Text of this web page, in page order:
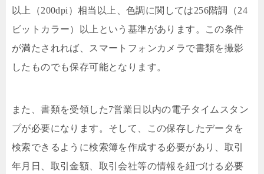
以上（200dpi）相当以上、色調に関しては256階調（24
ビットカラー）以上という基準があります。この条件
が満たされれば、スマートフォンカメラで書類を撮影
したものでも保存可能となります。
また、書類を受領した7営業日以内の電子タイムスタン
プが必要になります。そして、この保存したデータを
検索できるように検索簿を作成する必要があり、取引
年月日、取引金額、取引会社等の情報を紐づける必要